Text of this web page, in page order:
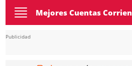
Toggle
navigation
Mejores Cuentas
Publicidad